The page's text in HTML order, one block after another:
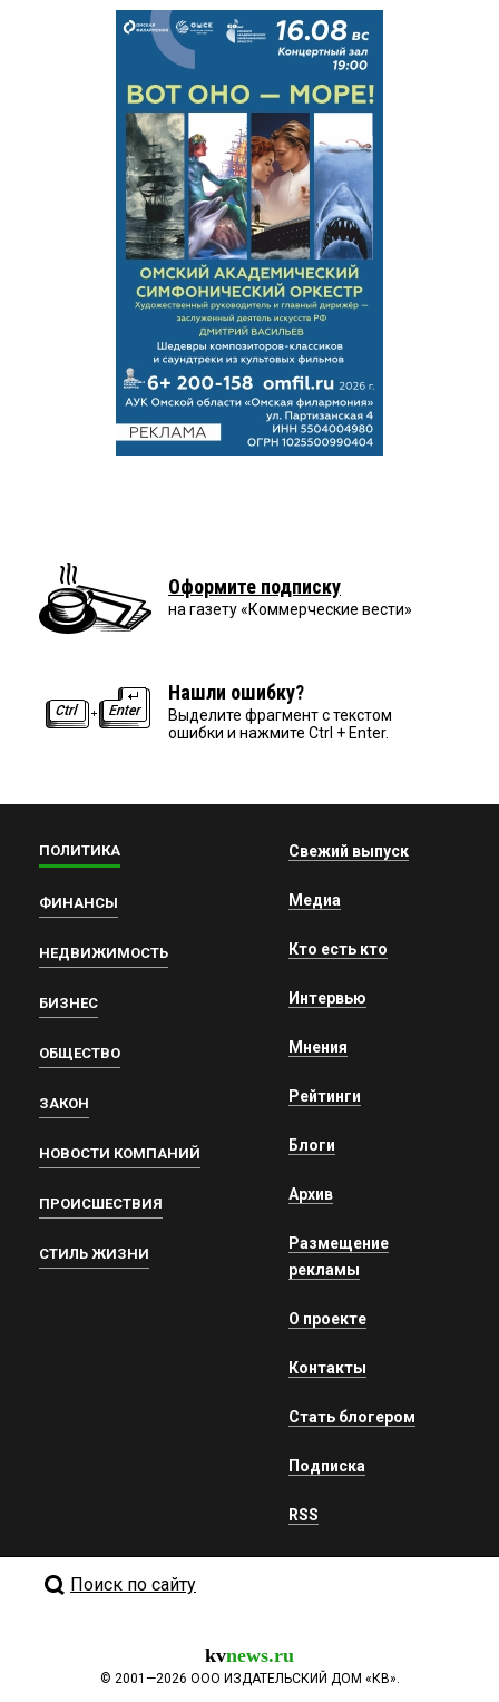
Оформите подписку
на газету «Коммерческие вести»
Нашли ошибку?
Выделите фрагмент с текстом
ошибки и нажмите Ctrl + Enter.
ПОЛИТИКА
ФИНАНСЫ
НЕДВИЖИМОСТЬ
БИЗНЕС
ОБЩЕСТВО
ЗАКОН
НОВОСТИ КОМПАНИЙ
ПРОИСШЕСТВИЯ
СТИЛЬ ЖИЗНИ
Свежий выпуск
Медиа
Кто есть кто
Интервью
Мнения
Рейтинги
Блоги
Архив
Размещение
рекламы
О проекте
Контакты
Стать блогером
Подписка
RSS
Поиск по сайту
kvnews.ru
© 2001—2026 ООО ИЗДАТЕЛЬСКИЙ ДОМ «КВ».